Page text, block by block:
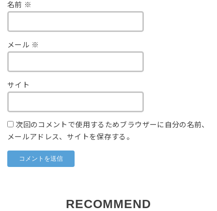
名前 ※
メール ※
サイト
次回のコメントで使用するためブラウザーに自分の名前、
メールアドレス、サイトを保存する。
RECOMMEND